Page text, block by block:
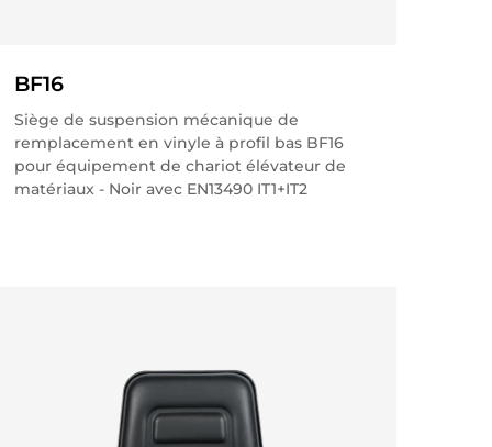
BF16
Siège de suspension mécanique de
remplacement en vinyle à profil bas BF16
pour équipement de chariot élévateur de
matériaux - Noir avec EN13490 IT1+IT2